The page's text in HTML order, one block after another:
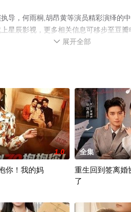
导，何雨桐,胡昂黄等演员精彩演绎的
星辰影视，更多相关信息可移步至豆瓣
 展开全部
1.0
你！我的妈
全集
重生回到签离婚
了